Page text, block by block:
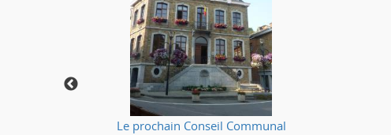
Le prochain Conseil Communal